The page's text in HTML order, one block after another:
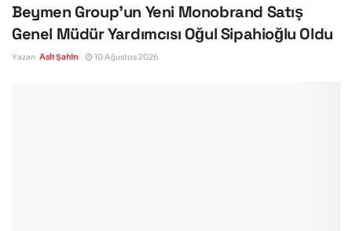
Beymen Group’un Yeni Monobrand Satış
Genel Müdür Yardımcısı Oğul Sipahioğlu Oldu
Yazan Aslı Şahin 10 Ağustos 2026